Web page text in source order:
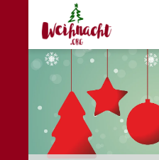
Weihnacht.org